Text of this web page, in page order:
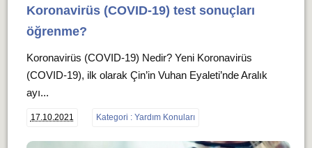
Koronavirüs (COVID-19) test sonuçları
öğrenme?
Koronavirüs (COVID-19) Nedir? Yeni Koronavirüs
(COVID-19), ilk olarak Çin’in Vuhan Eyaleti’nde Aralık
ayı...
17.10.2021 Kategori : Yardım Konuları